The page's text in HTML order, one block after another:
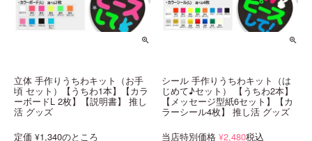
立体 手作りうちわキット（お手
頃 セット）【うちわ1本】【カラ
ーボードL 2枚】【説明書】 推し
活 グッズ
定価 ¥1,340のところ
シール 手作りうちわキット（は
じめて♪セット） 【うちわ2本】
【メッセージ型紙6セット】【カ
ラーシール4枚】 推し活 グッズ
当店特別価格 ¥2,480税込